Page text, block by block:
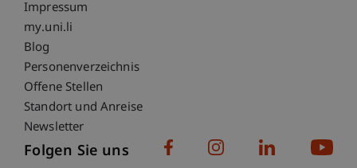
Impressum
Fußzeile Subdomain-Verzeichnis
my.uni.li
Blog
Personenverzeichnis
Offene Stellen
Standort und Anreise
Newsletter
Folgen Sie uns